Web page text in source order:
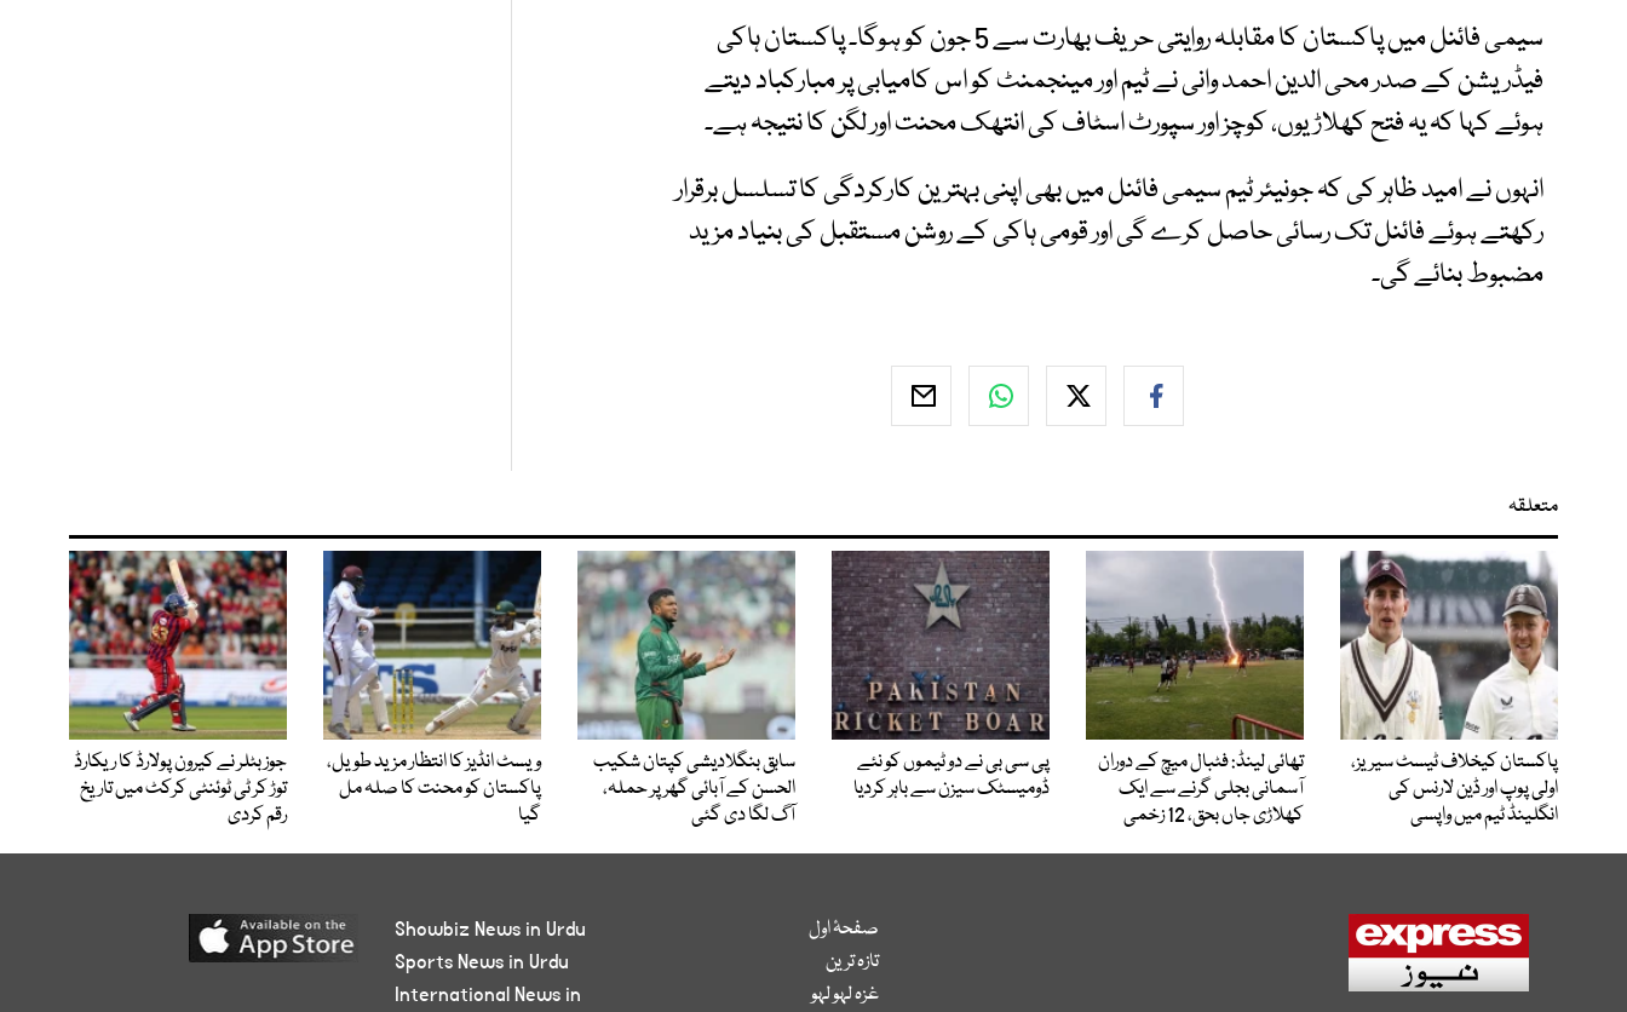
سیمی فائنل میں پاکستان کا مقابلہ روایتی حریف بھارت سے 5 جون کو ہوگا۔ پاکستان ہاکی
فیڈریشن کے صدر محی الدین احمد وانی نے ٹیم اور مینجمنٹ کو اس کامیابی پر مبارکباد دیتے
ہوئے کہا کہ یہ فتح کھلاڑیوں، کوچز اور سپورٹ اسٹاف کی انتھک محنت اور لگن کا نتیجہ ہے۔
انہوں نے امید ظاہر کی کہ جونیئر ٹیم سیمی فائنل میں بھی اپنی بہترین کارکردگی کا تسلسل برقرار
رکھتے ہوئے فائنل تک رسائی حاصل کرے گی اور قومی ہاکی کے روشن مستقبل کی بنیاد مزید
مضبوط بنائے گی۔
متعلقہ
پاکستان کیخلاف ٹیسٹ سیریز،
اولی پوپ اور ڈین لارنس کی
انگلینڈ ٹیم میں واپسی
تھائی لینڈ: فٹبال میچ کے دوران
آسمانی بجلی گرنے سے ایک
کھلاڑی جاں بحق، 12 زخمی
پی سی بی نے دو ٹیموں کو نئے
ڈومیسٹک سیزن سے باہر کردیا
سابق بنگلادیشی کپتان شکیب
الحسن کے آبائی گھر پر حملہ،
آگ لگا دی گئی
ویسٹ انڈیز کا انتظار مزید طویل،
پاکستان کو محنت کا صلہ مل
گیا
جوز بٹلر نے کیرون پولارڈ کا ریکارڈ
توڑ کر ٹی ٹوئنٹی کرکٹ میں تاریخ
رقم کردی
صفحۂ اول
تازہ ترین
غزہ لہو لہو
Showbiz News in Urdu
Sports News in Urdu
International News in